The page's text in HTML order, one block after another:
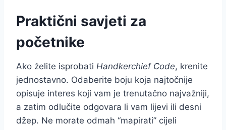
Praktični savjeti za
početnike
Ako želite isprobati Handkerchief Code, krenite
jednostavno. Odaberite boju koja najtočnije
opisuje interes koji vam je trenutačno najvažniji,
a zatim odlučite odgovara li vam lijevi ili desni
džep. Ne morate odmah “mapirati” cijeli